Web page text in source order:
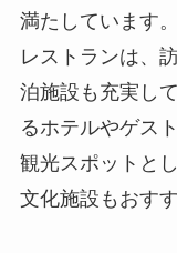
文化施設もおす
訪問者の感想と
訪れた多くの人